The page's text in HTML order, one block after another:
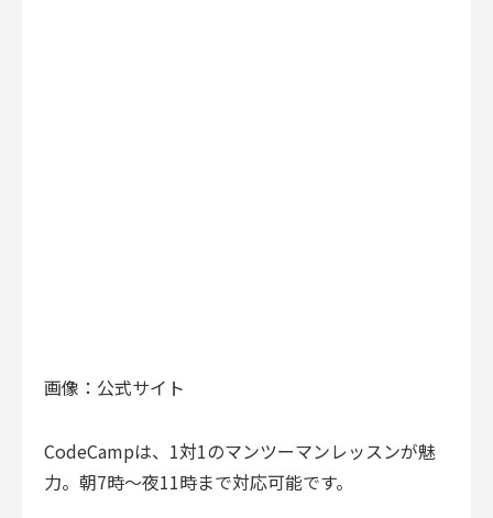
画像：公式サイト
CodeCampは、1対1のマンツーマンレッスンが魅
力。朝7時〜夜11時まで対応可能です。